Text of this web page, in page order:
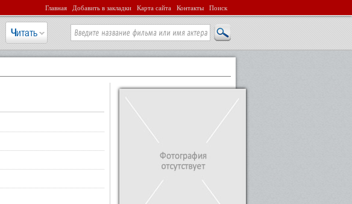
Главная Добавить в закладки Карта сайта Контакты Поиск
Читать